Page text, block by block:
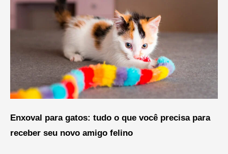
Enxoval para gatos: tudo o que você precisa para
receber seu novo amigo felino